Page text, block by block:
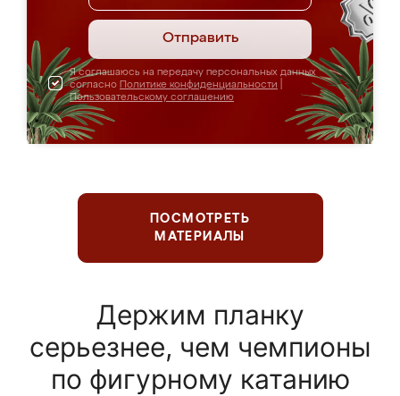
Отправить
Я соглашаюсь на передачу персональных данных
согласно Политике конфиденциальности
Пользовательскому соглашению
ПОСМОТРЕТЬ
МАТЕРИАЛЫ
Держим планку
серьезнее, чем чемпионы
по фигурному катанию